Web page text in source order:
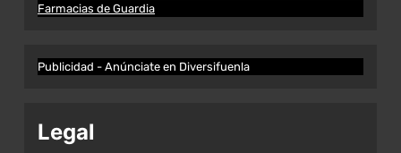
Farmacias de Guardia
Publicidad - Anúnciate en Diversifuenla
Legal